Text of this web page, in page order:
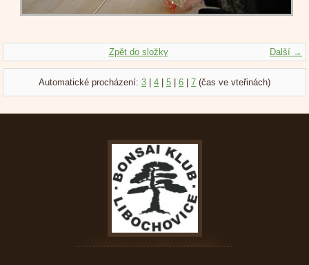
Další →
Zpět do složky
Automatické procházení: 3 | 4 | 5 | 6 | 7 (čas ve vteřinách)